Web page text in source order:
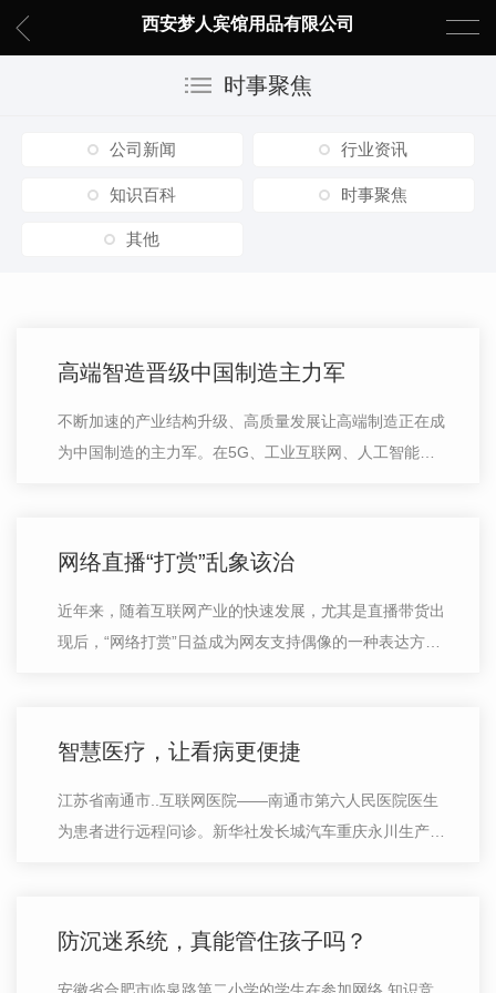
西安梦人宾馆用品有限公司
时事聚焦
公司新闻 行业资讯
知识百科 时事聚焦
其他
高端智造晋级中国制造主力军
不断加速的产业结构升级、高质量发展让高端制造正在成
为中国制造的主力军。在5G、工业互联网、人工智能等
网络直播“打赏”乱象该治
近年来，随着互联网产业的快速发展，尤其是直播带货出
现后，“网络打赏”日益成为网友支持偶像的一种表达方
智慧医疗，让看病更便捷
江苏省南通市..互联网医院——南通市第六人民医院医生
为患者进行远程问诊。新华社发长城汽车重庆永川生产基
防沉迷系统，真能管住孩子吗？